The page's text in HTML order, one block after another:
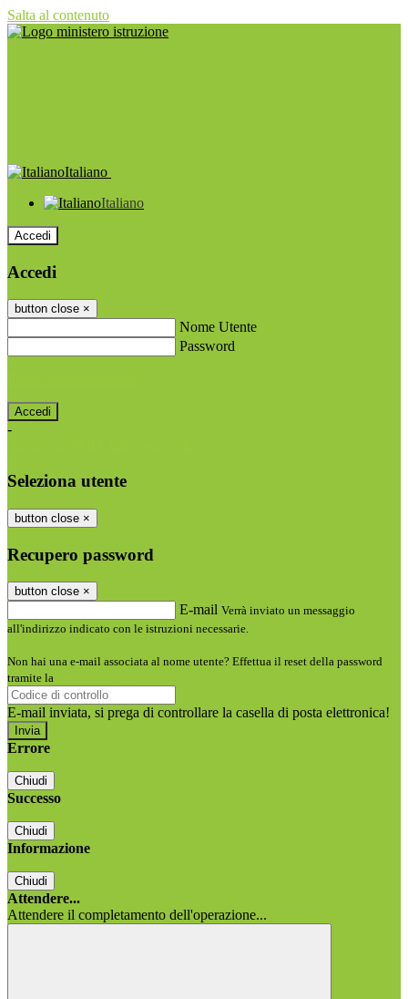
Salta al contenuto
Italiano
Italiano
Accedi
Accedi
button close ×
Nome Utente
Password
-
Seleziona utente
button close ×
Recupero password
button close ×
E-mail Verrà inviato un messaggio
all'indirizzo indicato con le istruzioni necessarie.
Non hai una e-mail associata al nome utente? Effettua il reset della password
tramite la
E-mail inviata, si prega di controllare la casella di posta elettronica!
Errore
Chiudi
Successo
Chiudi
Informazione
Chiudi
Attendere...
Attendere il completamento dell'operazione...